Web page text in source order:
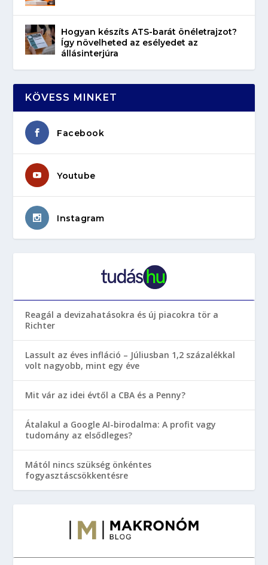
Hogyan készíts ATS-barát önéletrajzot?
Így növelheted az esélyedet az
állásinterjúra
KÖVESS MINKET
Facebook
Youtube
Instagram
Reagál a devizahatásokra és új piacokra tör a
Richter
Lassult az éves infláció – Júliusban 1,2 százalékkal
volt nagyobb, mint egy éve
Mit vár az idei évtől a CBA és a Penny?
Átalakul a Google AI-birodalma: A profit vagy
tudomány az elsődleges?
Mától nincs szükség önkéntes
fogyasztáscsökkentésre